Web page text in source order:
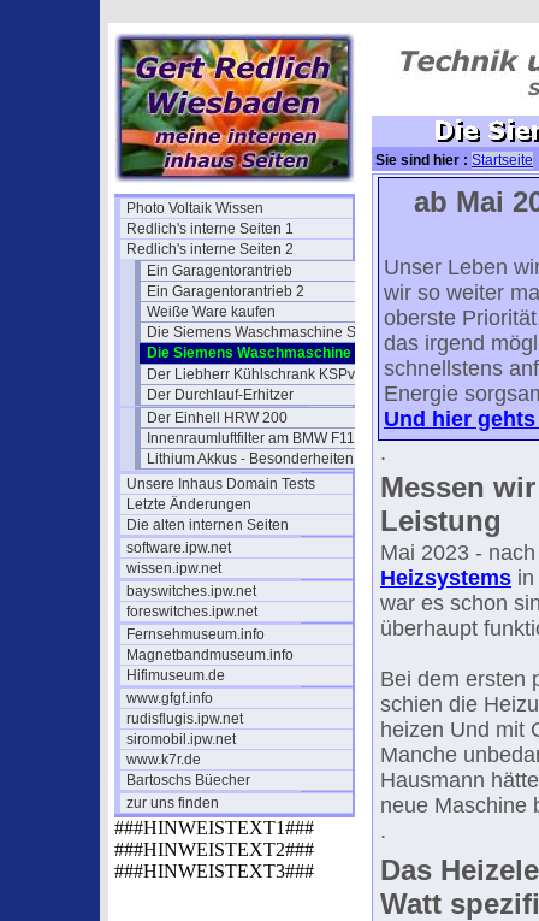
Photo Voltaik Wissen
Redlich's interne Seiten 1
Redlich's interne Seiten 2
Ein Garagentorantrieb
Ein Garagentorantrieb 2
Weiße Ware kaufen
Die Siemens Waschmaschine S16
Die Siemens Waschmaschine II
Der Liebherr Kühlschrank KSPv
Der Durchlauf-Erhitzer
Der Einhell HRW 200
Innenraumluftfilter am BMW F11
Lithium Akkus - Besonderheiten
Unsere Inhaus Domain Tests
Letzte Änderungen
Die alten internen Seiten
software.ipw.net
wissen.ipw.net
bayswitches.ipw.net
foreswitches.ipw.net
Fernsehmuseum.info
Magnetbandmuseum.info
Hifimuseum.de
www.gfgf.info
rudisflugis.ipw.net
siromobil.ipw.net
www.k7r.de
Bartoschs Büecher
zur uns finden
###HINWEISTEXT1###
###HINWEISTEXT2###
###HINWEISTEXT3###
Sie sind hier : Startseite
ab Mai
Unser Leben
wir so weiter
oberste
das irgend
schnellstens
Energie
Und hier
.
Messen
Leistung
Mai 2023 -
Heizsystems
war es schon
überhaupt
Bei dem ersten
schien die
heizen Und mit
Manche
Hausmann
neue Maschine
.
Das
Watt